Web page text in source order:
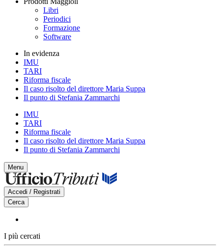
Libri
Periodici
Formazione
Software
In evidenza
IMU
TARI
Riforma fiscale
Il caso risolto del direttore Maria Suppa
Il punto di Stefania Zammarchi
IMU
TARI
Riforma fiscale
Il caso risolto del direttore Maria Suppa
Il punto di Stefania Zammarchi
Menu
Accedi / Registrati
Cerca
I più cercati